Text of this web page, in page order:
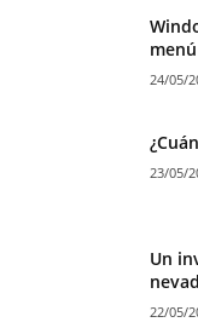
24/05/
23/05/
Un
22/05/